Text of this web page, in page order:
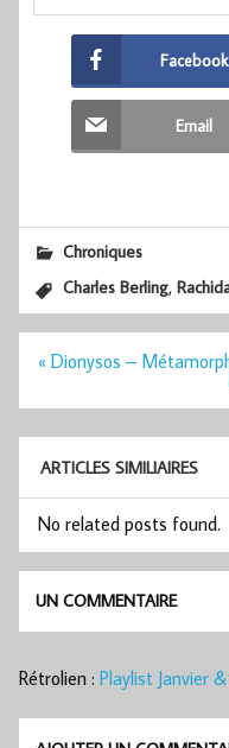
Facebook
Email
Chroniques
Charles Berling,
Navigation
« Dionysos –
ARTICLES SIMILIAIRES
No related posts found.
UN COMMENTAIRE
Rétrolien : Playlist Janvier